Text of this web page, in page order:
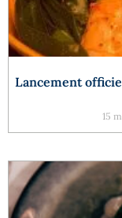
Lancement
15